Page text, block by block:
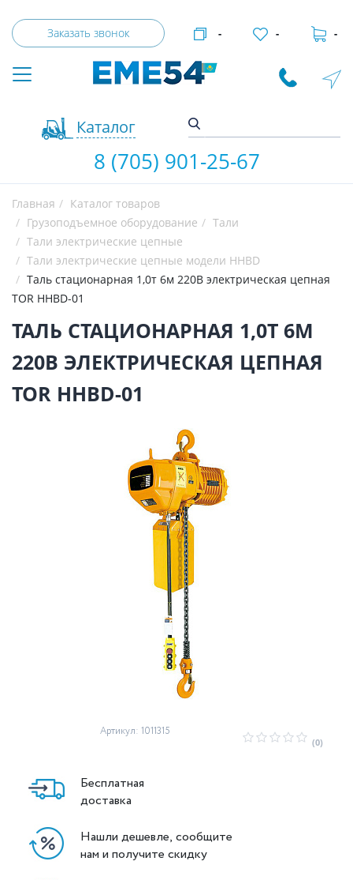
Заказать звонок
Каталог
- - -
8 (705) 901-25-67
Главная
Каталог товаров
Грузоподъемное оборудование
Тали
Тали электрические цепные
Тали электрические цепные модели HHBD
Таль стационарная 1,0т 6м 220В электрическая цепная
TOR HHBD-01
ТАЛЬ СТАЦИОНАРНАЯ 1,0Т 6М
220В ЭЛЕКТРИЧЕСКАЯ ЦЕПНАЯ
TOR HHBD-01
Артикул: 1011315
(0)
Бесплатная
доставка
Нашли дешевле, сообщите
нам и получите скидку